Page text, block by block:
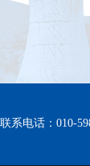
联系电话：010-